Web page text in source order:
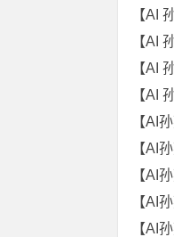
【AI
【AI
【AI
【AI
【AI
【AI
【AI
【AI
【AI